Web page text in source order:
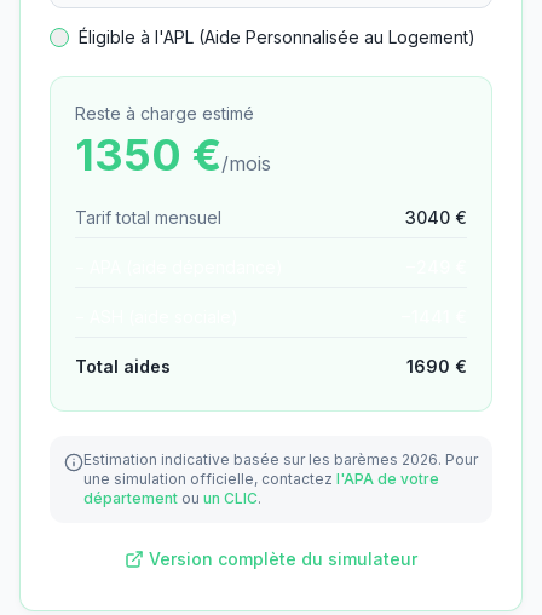
Éligible à l'APL (Aide Personnalisée au Logement)
Reste à charge estimé
1350 €/mois
Tarif total mensuel 3040 €
Total aides 1690 €
Estimation indicative basée sur les barèmes 2026. Pour
une simulation officielle, contactez l'APA de votre
département ou un CLIC.
Version complète du simulateur